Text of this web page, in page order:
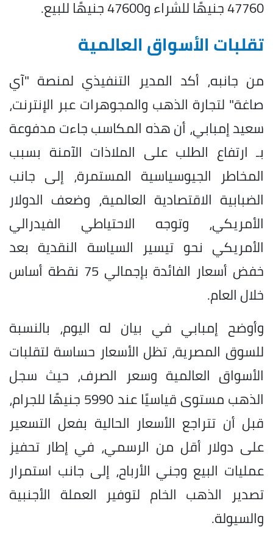
47760 جنيهًا للشراء و47600 جنيهًا للبيع.
تقلبات الأسواق العالمية
من جانبه، أكد المدير التنفيذي لمنصة "آي
صاغة" لتجارة الذهب والمجوهرات عبر الإنترنت،
سعيد إمبابي، أن هذه المكاسب جاءت مدفوعة
بـ ارتفاع الطلب على الملاذات الآمنة بسبب
المخاطر الجيوسياسية المستمرة، إلى جانب
الضبابية الاقتصادية العالمية، وضعف الدولار
الأمريكي، وتوجه الاحتياطي الفيدرالي
الأمريكي نحو تيسير السياسة النقدية بعد
خفض أسعار الفائدة بإجمالي 75 نقطة أساس
خلال العام.
وأوضح إمبابي في بيان له اليوم، بالنسبة
للسوق المصرية، تظل الأسعار حساسة لتقلبات
الأسواق العالمية وسعر الصرف، حيث سجل
الذهب مستوى قياسيًا عند 5990 جنيهًا للجرام،
قبل أن تتراجع الأسعار الحالية بفعل التسعير
على دولار أقل من الرسمي، في إطار تحفيز
عمليات البيع وجني الأرباح، إلى جانب استمرار
تصدير الذهب الخام لتوفير العملة الأجنبية
والسيولة.